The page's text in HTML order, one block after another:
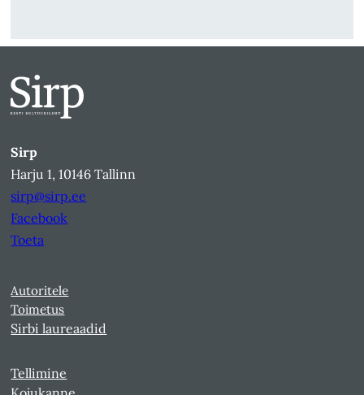
Sirp
Harju 1, 10146 Tallinn
sirp@sirp.ee
Facebook
Toeta
Autoritele
Toimetus
Sirbi laureaadid
Tellimine